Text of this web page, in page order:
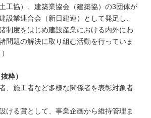
工協）、建築業協会（建築協）の3団体が
設業連合会（新日建連）として発足し、
制度をはじめ建設産業における内外にわ
問題の解決に取り組む活動を行っていま
抜粋）
、施工者など多様な関係者を表彰対象者
ける賞として、事業企画から維持管理ま